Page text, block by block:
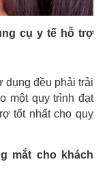
cụ y tế hỗ trợ
dụng đều phải trải
một quy trình đạt
tốt nhất cho quy
mắt cho khách